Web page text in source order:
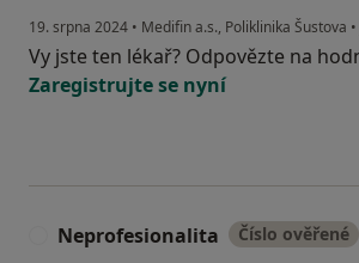
19. srpna 2024 • Medifin a.s., Poliklinika Šustova •
Vy jste ten lékař? Odpovězte na
Zaregistrujte se nyní
Neprofesionalita Číslo ověřené